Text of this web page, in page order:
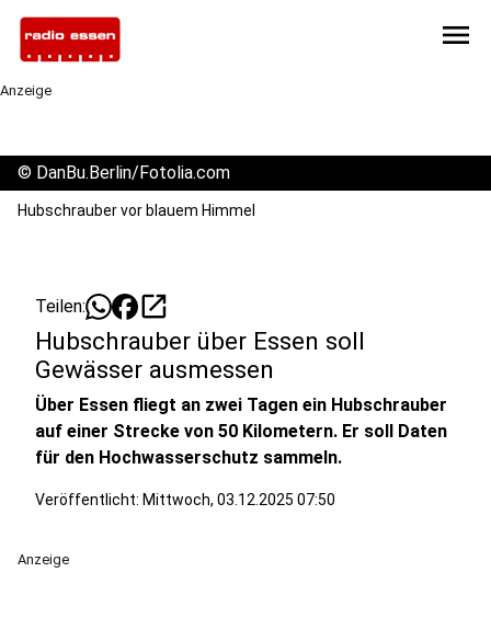
menu
Anzeige
© DanBu.Berlin/Fotolia.com
Hubschrauber vor blauem Himmel
Teilen: open_in_new
Hubschrauber über Essen soll
Gewässer ausmessen
Über Essen fliegt an zwei Tagen ein Hubschrauber
auf einer Strecke von 50 Kilometern. Er soll Daten
für den Hochwasserschutz sammeln.
Veröffentlicht: Mittwoch, 03.12.2025 07:50
Anzeige